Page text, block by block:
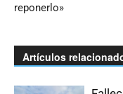
reponerlo»
Artículos